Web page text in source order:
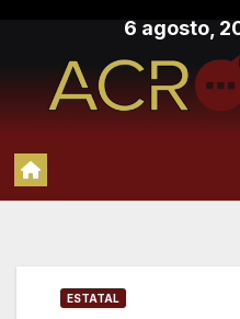
contenido
6 agosto,
ESTATAL